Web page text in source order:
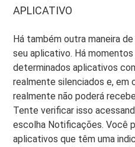
APLICATIVO
Há também outra maneira
seu aplicativo. Há
determinados aplicativos
realmente silenciados e, em
realmente não poderá
Tente verificar isso
escolha Notificações. Você
aplicativos que têm uma